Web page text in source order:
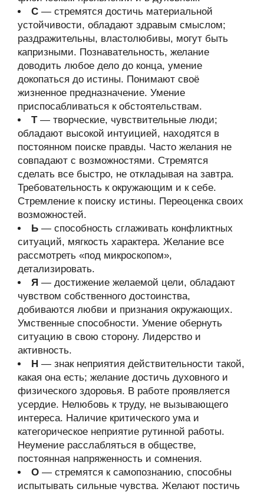
С — стремятся достичь материальной
устойчивости, обладают здравым смыслом;
раздражительны, властолюбивы, могут быть
капризными. Познавательность, желание
доводить любое дело до конца, умение
докопаться до истины. Понимают своё
жизненное предназначение. Умение
приспосабливаться к обстоятельствам.
Т— творческие, чувствительные люди;
обладают высокой интуицией, находятся в
постоянном поиске правды. Часто желания не
совпадают с возможностями. Стремятся
сделать все быстро, не откладывая на завтра.
Требовательность к окружающим и к себе.
Стремление к поиску истины. Переоценка своих
возможностей.
Ь — способность сглаживать конфликтных
ситуаций, мягкость характера. Желание все
рассмотреть «под микроскопом»,
детализировать.
Я — достижение желаемой цели, обладают
чувством собственного достоинства,
добиваются любви и признания окружающих.
Умственные способности. Умение обернуть
ситуацию в свою сторону. Лидерство и
активность.
Н — знак неприятия действительности такой,
какая она есть; желание достичь духовного и
физического здоровья. В работе проявляется
усердие. Нелюбовь к труду, не вызывающего
интереса. Наличие критического ума и
категорическое неприятие рутинной работы.
Неумение расслабляться в обществе,
постоянная напряженность и сомнения.
О — стремятся к самопознанию, способны
испытывать сильные чувства. Желают постичь